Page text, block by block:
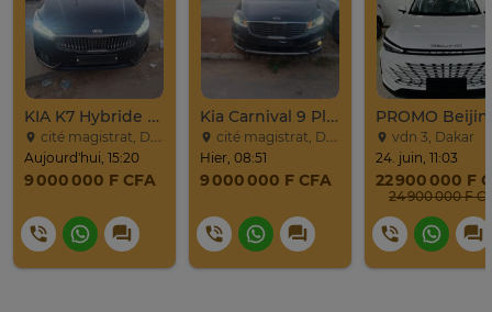
KIA K7 Hybride Full 2017
cité magistrat, Dakar
Aujourd'hui, 15:20
9 000 000 F CFA
Kia Carnival 9 Places
cité magistrat, Dakar
Hier, 08:51
9 000 000 F CFA
vdn 3, Dakar
24. juin, 11:03
22 900 000 F